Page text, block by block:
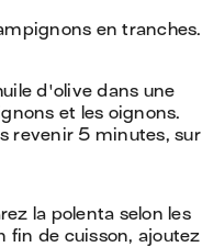
en tranches.
d'olive dans une
et les oignons.
revenir 5 minutes, sur
la polenta selon les
fin de cuisson, ajoutez